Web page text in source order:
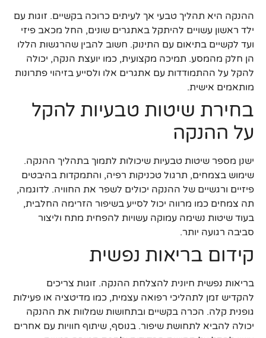
ההנקה היא תהליך טבעי אך לעיתים כרוכה בקשיים. זוגות עם
ילד ראשון עשויים להיתקל באתגרים שונים, החל מכאב פיזי
ועד לקשיים בתיאום עם התינוק. חשוב להבין שהרגשות הללו
הן חלק מהמסע. תמיכה מקצועית, כמו יועצת הנקה, יכולה
להקל על ההתמודדות עם אתגרים אלו ולסייע בזיהוי פתרונות
מותאמים אישית.
בחירת שיטות טבעיות להקל
על ההנקה
ישנן מספר שיטות טבעיות שיכולות לתמוך בתהליך ההנקה.
שימוש בצמחים, תרגול טכניקות רפיה, והתמקדות בהיבטים
פיזיים ורגשיים של ההנקה יכולים לשפר את החוויה. לדוגמה,
תה צמחים כמו מרווה יכול לסייע בשיפור הזרימה החלבית,
בעוד שיטות נשימה עמוקה עשויות להפחית מתח וליצור
סביבה רגועה יותר.
קידום בריאות נפשית
בריאות נפשית חיונית להצלחת ההנקה. זוגות צריכים
להקדיש זמן לתהליכי רפואה עצמית, כמו מדיטציה או פעילות
גופנית קלה. הכרה בקשיים ובתחושות שמלוות את ההנקה
יכולה להביא לתחושת שיפור. בנוסף, שיתוף חוויות עם אחרים